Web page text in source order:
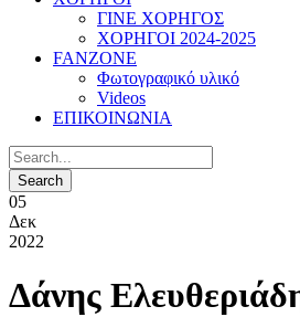
ΓΙΝΕ ΧΟΡΗΓΟΣ
ΧΟΡΗΓΟΙ 2024-2025
FANZONE
Φωτογραφικό υλικό
Videos
ΕΠΙΚΟΙΝΩΝΙΑ
05
Δεκ
2022
Δάνης